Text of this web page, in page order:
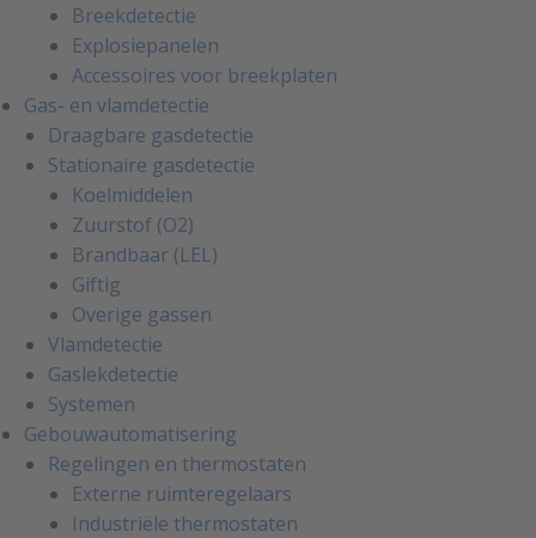
Breekdetectie
Explosiepanelen
Accessoires voor breekplaten
Gas- en vlamdetectie
Draagbare gasdetectie
Stationaire gasdetectie
Koelmiddelen
Zuurstof (O2)
Brandbaar (LEL)
Giftig
Overige gassen
Vlamdetectie
Gaslekdetectie
Systemen
Gebouwautomatisering
Regelingen en thermostaten
Externe ruimteregelaars
Industriële thermostaten